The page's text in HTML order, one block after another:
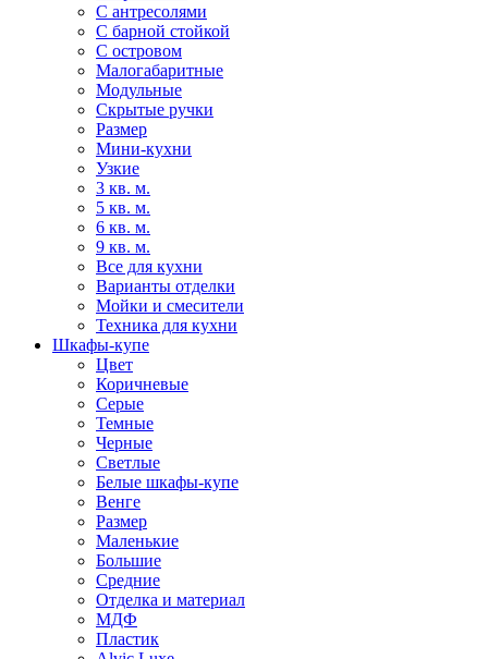
С антресолями
С барной стойкой
С островом
Малогабаритные
Модульные
Скрытые ручки
Размер
Мини-кухни
Узкие
3 кв. м.
5 кв. м.
6 кв. м.
9 кв. м.
Все для кухни
Варианты отделки
Мойки и смесители
Техника для кухни
Шкафы-купе
Цвет
Коричневые
Серые
Темные
Черные
Светлые
Белые шкафы-купе
Венге
Размер
Маленькие
Большие
Средние
Отделка и материал
МДФ
Пластик